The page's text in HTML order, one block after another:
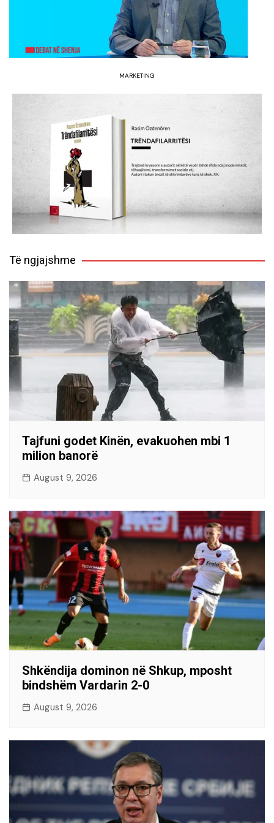
MARKETING
Të ngjajshme
Tajfuni godet Kinën, evakuohen mbi 1
milion banorë
August 9, 2026
Shkëndija dominon në Shkup, mposht
bindshëm Vardarin 2-0
August 9, 2026